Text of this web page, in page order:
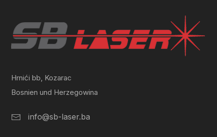
Hrnići bb, Kozarac
Bosnien und Herzegowina
info@sb-laser.ba